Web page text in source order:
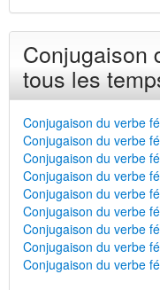
Conjugaison
tous les
Conjugaison du verbe
Conjugaison du verbe
Conjugaison du verbe
Conjugaison du verbe
Conjugaison du verbe
Conjugaison du verbe
Conjugaison du verbe
Conjugaison du verbe
Conjugaison du verbe